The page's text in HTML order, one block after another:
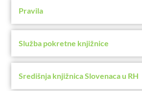
Pravila
Služba pokretne knjižnice
Središnja knjižnica Slovenaca u RH